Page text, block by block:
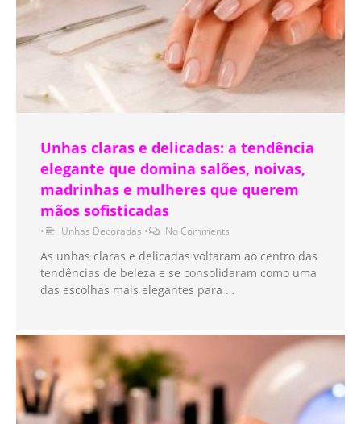
Unhas claras e delicadas: a tendência
elegante que domina salões, noivas,
madrinhas e mulheres que querem
mãos sofisticadas
• Unhas Decoradas • No Comments
As unhas claras e delicadas voltaram ao centro das
tendências de beleza e se consolidaram como uma
das escolhas mais elegantes para …